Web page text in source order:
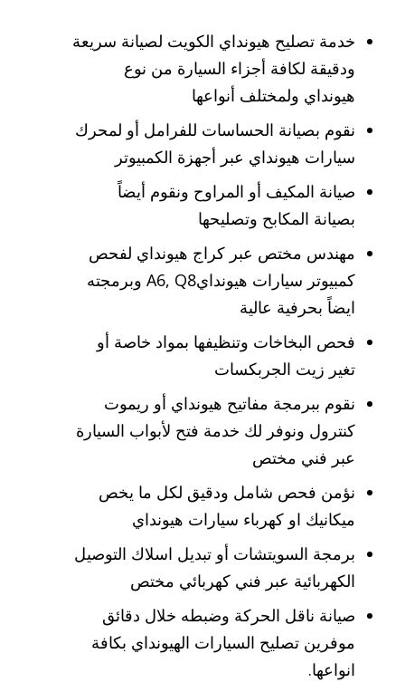
خدمة تصليح هيونداي الكويت لصيانة سريعة
ودقيقة لكافة أجزاء السيارة من نوع
هيونداي ولمختلف أنواعها
نقوم بصيانة الحساسات للفرامل أو لمحرك
سيارات هيونداي عبر أجهزة الكمبيوتر
صيانة المكيف أو المراوح ونقوم أيضاً
بصيانة المكابح وتصليحها
مهندس مختص عبر كراج هيونداي لفحص
كمبيوتر سيارات هيوندايA6, Q8 وبرمجته
ايضاً بحرفية عالية
فحص البخاخات وتنظيفها بمواد خاصة أو
تغير زيت الجربكسات
نقوم ببرمجة مفاتيح هيونداي أو ريموت
كنترول ونوفر لك خدمة فتح لأبواب السيارة
عبر فني مختص
نؤمن فحص شامل ودقيق لكل ما يخص
ميكانيك او كهرباء سيارات هيونداي
برمجة السويتشات أو تبديل اسلاك التوصيل
الكهربائية عبر فني كهربائي مختص
صيانة ناقل الحركة وضبطه خلال دقائق
موفرين تصليح السيارات الهيونداي بكافة
انواعها.